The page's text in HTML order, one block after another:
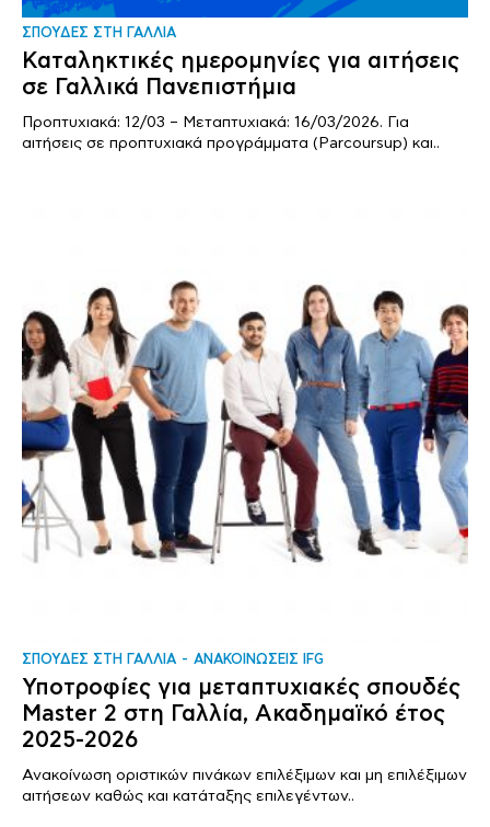
ΣΠΟΥΔΕΣ ΣΤΗ ΓΑΛΛΙΑ
Καταληκτικές ημερομηνίες για αιτήσεις
σε Γαλλικά Πανεπιστήμια
Προπτυχιακά: 12/03 – Μεταπτυχιακά: 16/03/2026. Για
αιτήσεις σε προπτυχιακά προγράμματα (Parcoursup) και..
ΣΠΟΥΔΕΣ ΣΤΗ ΓΑΛΛΙΑ ΑΝΑΚΟΙΝΩΣΕΙΣ IFG
Υποτροφίες για μεταπτυχιακές σπουδές
Master 2 στη Γαλλία, Ακαδημαϊκό έτος
2025-2026
Ανακοίνωση οριστικών πινάκων επιλέξιμων και μη επιλέξιμων
αιτήσεων καθώς και κατάταξης επιλεγέντων..